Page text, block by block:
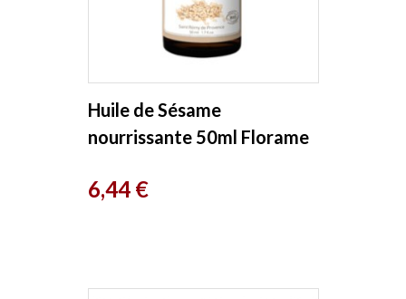
Huile de Sésame
nourrissante 50ml Florame
Prix
6,44 €